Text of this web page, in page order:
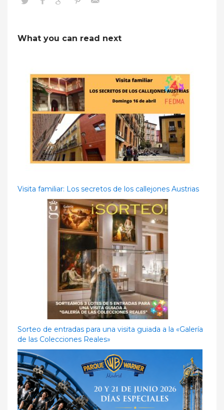
What you can read next
Visita familiar: Los secretos de los callejones Austrias
Sorteo de entradas para una visita guiada a la «Galería
de las Colecciones Reales»